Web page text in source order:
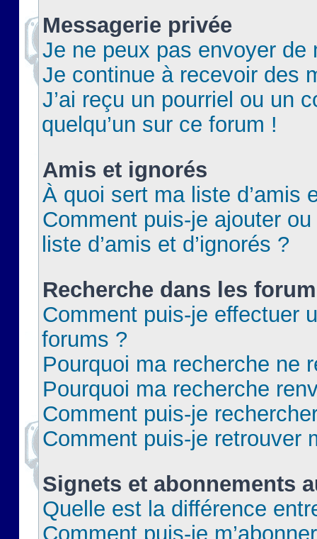
Messagerie privée
Je ne peux pas envoyer de
Je continue à recevoir des
J’ai reçu un pourriel ou un
quelqu’un sur ce forum !
Amis et ignorés
À quoi sert ma liste d’amis
Comment puis-je ajouter
liste d’amis et d’ignorés ?
Recherche dans les
Comment puis-je effectuer
forums ?
Pourquoi ma recherche ne
Pourquoi ma recherche
Comment puis-je
Comment puis-je retrouver
Signets et abonnements
Quelle est la différence
Comment puis-je